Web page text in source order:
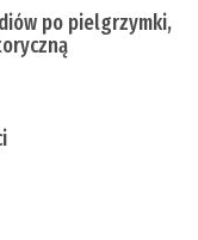
po pielgrzymki,